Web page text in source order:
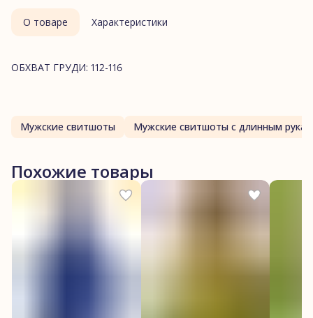
О товаре Характеристики
ОБХВАТ ГРУДИ: 112-116
Мужские свитшоты Мужские свитшоты с длинным
Похожие товары